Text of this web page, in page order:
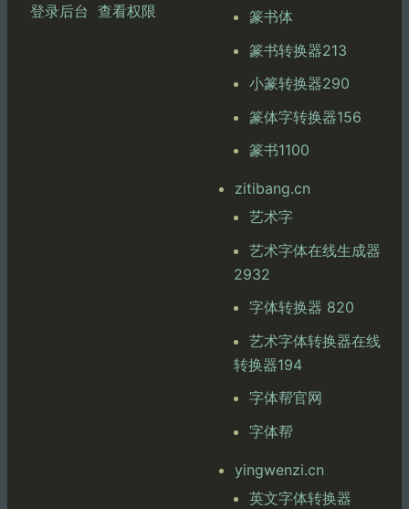
登录后台 查看权限
篆书体
篆书转换器213
小篆转换器290
篆体字转换器156
篆书1100
zitibang.cn
艺术字
艺术字体在线生成器
2932
字体转换器 820
艺术字体转换器在线
转换器194
字体帮官网
字体帮
yingwenzi.cn
英文字体转换器